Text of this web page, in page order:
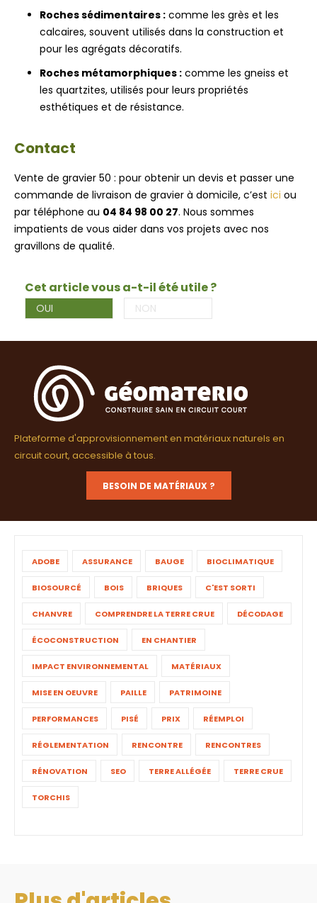
Roches sédimentaires : comme les grès et les
calcaires, souvent utilisés dans la construction et
pour les agrégats décoratifs.
Roches métamorphiques : comme les gneiss et
les quartzites, utilisés pour leurs propriétés
esthétiques et de résistance.
Contact
Vente de gravier 50 : pour obtenir un devis et passer une
commande de livraison de gravier à domicile, c’est ici ou
par téléphone au 04 84 98 00 27. Nous sommes
impatients de vous aider dans vos projets avec nos
gravillons de qualité.
Cet article vous a-t-il été utile ?
OUI NON
Plateforme d'approvisionnement en matériaux naturels en
circuit court, accessible à tous.
BESOIN DE MATÉRIAUX ?
ADOBE ASSURANCE BAUGE BIOCLIMATIQUE
BIOSOURCÉ BOIS BRIQUES C'EST SORTI
CHANVRE COMPRENDRE LA TERRE CRUE DÉCODAGE
ÉCOCONSTRUCTION EN CHANTIER
IMPACT ENVIRONNEMENTAL MATÉRIAUX
MISE EN OEUVRE PAILLE PATRIMOINE
PERFORMANCES PISÉ PRIX RÉEMPLOI
RÉGLEMENTATION RENCONTRE RENCONTRES
RÉNOVATION SEO TERRE ALLÉGÉE TERRE CRUE
TORCHIS